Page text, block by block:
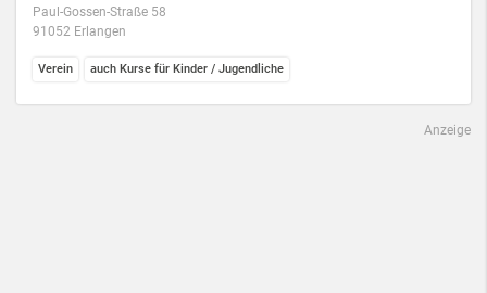
Paul-Gossen-Straße 58
91052 Erlangen
Verein auch Kurse für Kinder / Jugendliche
Anzeige